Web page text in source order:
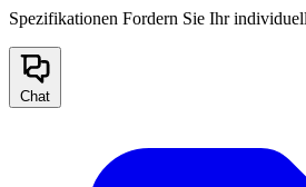
Spezifikationen Fordern Sie Ihr
Chat